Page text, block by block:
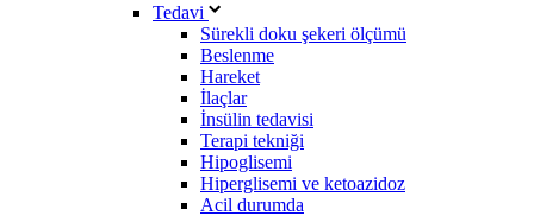
Tedavi
Sürekli doku şekeri ölçümü
Beslenme
Hareket
İlaçlar
İnsülin tedavisi
Terapi tekniği
Hipoglisemi
Hiperglisemi ve ketoazidoz
Acil durumda